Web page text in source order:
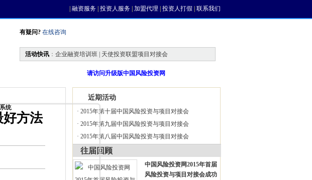
融资服务 投资人服务 加盟代理 投资人打假 联系我们
有疑问? 在线咨询
活动快讯 ： 企业融资培训班 | 天使投资联盟项目对接会
请访问升级版中国风险投资网
方法
近期活动
· 2015年第十届中国风险投资与项目对接会
· 2015年第九届中国风险投资与项目对接会
· 2015年第八届中国风险投资与项目对接会
往届回顾
中国风险投资网2015年首届
风险投资与项目对接会成功